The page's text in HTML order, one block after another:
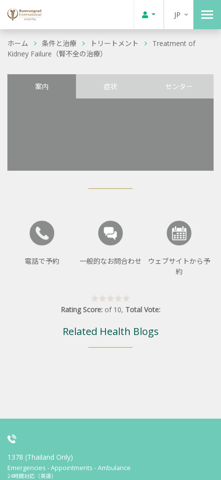
JP
ホーム 条件と治療 トリートメント
Treatment of
Kidney Failure（腎不全の治療）
案内 症状 センター
電話で予約 一般的なお問合わせ
ウェブサイトから予
約
Rating Score: of 10, Total Vote:
Related Health Blogs
1378 (Thailand Only)
Emergencies - Appointments - Ambulance
24時間対応（英語）